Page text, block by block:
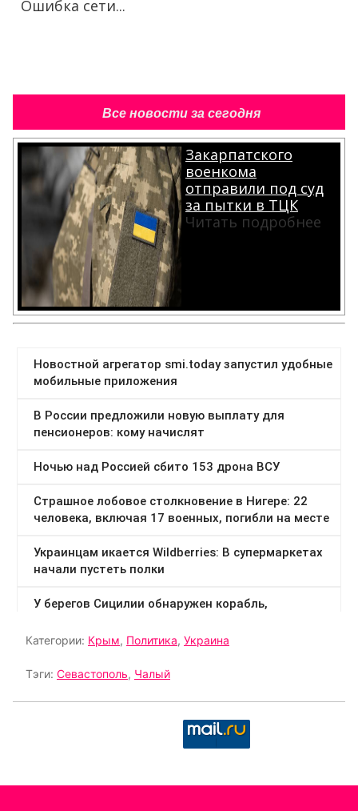
Ошибка сети...
Все новости за сегодня
Закарпатского
военкома
отправили под суд
за пытки в ТЦК
Читать подробнее
Категории: Крым, Политика, Украина
Тэги: Севастополь, Чалый